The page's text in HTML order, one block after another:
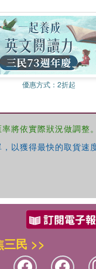
優惠方式：2折起
將依實際狀況做調整。
以獲得最快的取貨速
三民 >>